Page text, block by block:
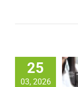
25
03, 2026